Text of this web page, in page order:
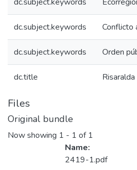
dc.subject.keywords Conflicto
dc.subject.keywords Orden
dc.title
Files
Original bundle
Now showing 1 - 1 of 1
Name:
2419-1.pdf